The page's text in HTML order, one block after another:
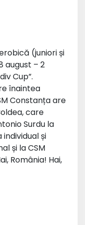
(juniori și
august – 2
Cup”.
înaintea
Constanța are
care
Surdu la
individual și
și la CSM
România! Hai,